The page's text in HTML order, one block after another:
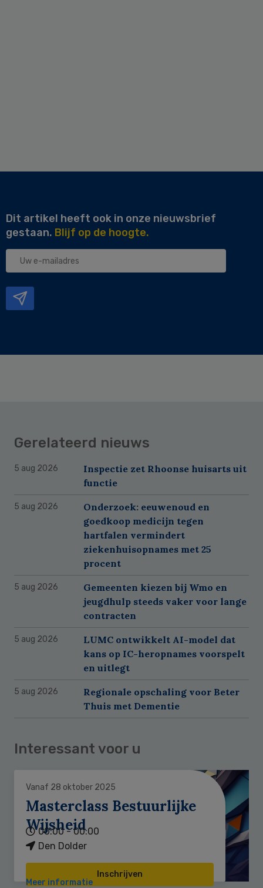
Dit artikel heeft ook in onze nieuwsbrief
gestaan. Blijf op de hoogte.
Uw
Gerelateerd nieuws
5 aug 2026
Inspectie zet Rhoonse huisarts uit
functie
5 aug 2026
Onderzoek: eeuwenoud en
goedkoop medicijn tegen
hartfalen vermindert
ziekenhuisopnames met 25
procent
5 aug 2026
Gemeenten kiezen bij Wmo en
jeugdhulp steeds vaker voor lange
contracten
5 aug 2026
LUMC ontwikkelt AI-model dat
kans op IC-heropnames voorspelt
en uitlegt
5 aug 2026
Regionale opschaling voor Beter
Thuis met Dementie
Interessant voor u
Vanaf 28 oktober 2025
Masterclass Bestuurlijke
Wijsheid
00:00 - 00:00
Den Dolder
Inschrijven
Meer informatie